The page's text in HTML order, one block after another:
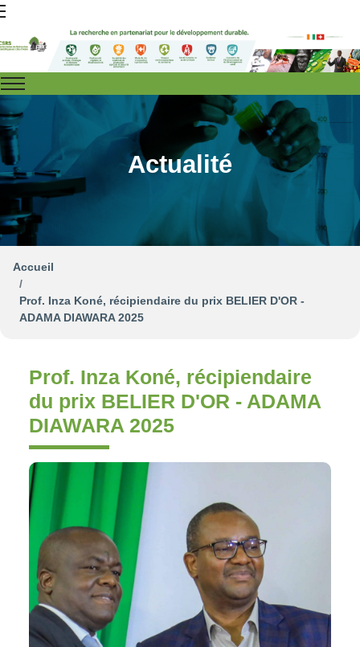
Actualité
Accueil
Prof. Inza Koné, récipiendaire du prix BELIER D'OR -
ADAMA DIAWARA 2025
Prof. Inza Koné, récipiendaire
du prix BELIER D'OR - ADAMA
DIAWARA 2025